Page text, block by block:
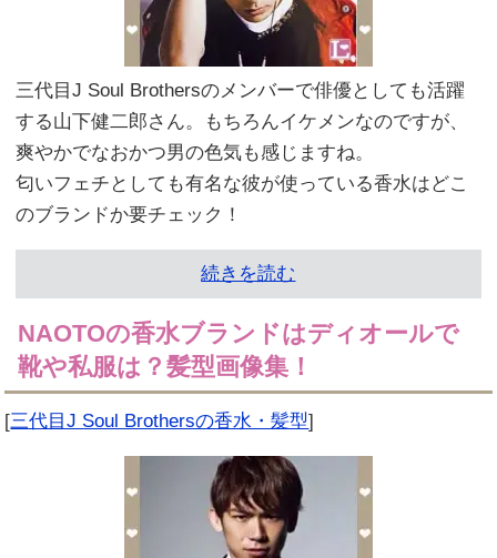
三代目J Soul Brothersのメンバーで俳優としても活躍
する山下健二郎さん。もちろんイケメンなのですが、
爽やかでなおかつ男の色気も感じますね。
匂いフェチとしても有名な彼が使っている香水はどこ
のブランドか要チェック！
続きを読む
NAOTOの香水ブランドはディオールで
靴や私服は？髪型画像集！
[三代目J Soul Brothersの香水・髪型]